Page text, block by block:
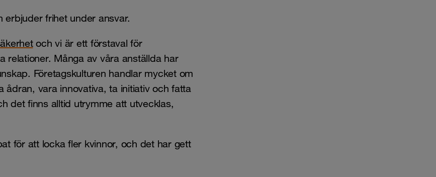
erbjuder frihet under ansvar.
och vi är ett förstaval för
relationer. Många av våra anställda har
Företagskulturen handlar mycket om
vara innovativa, ta initiativ och fatta
det finns alltid utrymme att utvecklas,
för att locka fler kvinnor, och det har gett